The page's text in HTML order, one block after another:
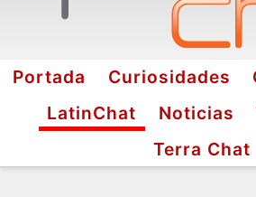
Portada Curiosidades
LatinChat
Noticias
Terra Chat